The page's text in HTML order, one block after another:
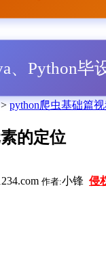
、Python毕
> python爬虫基础篇
的定位
作者:小锋 侵